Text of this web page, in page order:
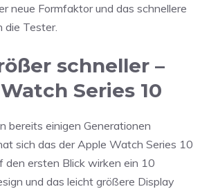
neue Formfaktor und das schnellere
die Tester.
schneller –
Series 10
bereits einigen Generationen
sich das der Apple Watch Series 10
ersten Blick wirken ein 10
und das leicht größere Display